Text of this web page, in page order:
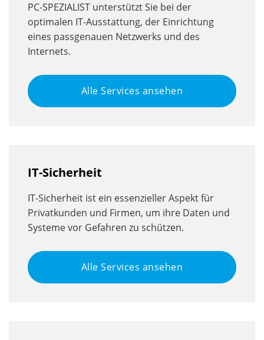
PC-SPEZIALIST unterstützt Sie bei der
optimalen IT-Ausstattung, der Einrichtung
eines passgenauen Netzwerks und des
Internets.
Alle Services ansehen
IT-Sicherheit
IT-Sicherheit ist ein essenzieller Aspekt für
Privatkunden und Firmen, um ihre Daten und
Systeme vor Gefahren zu schützen.
Alle Services ansehen